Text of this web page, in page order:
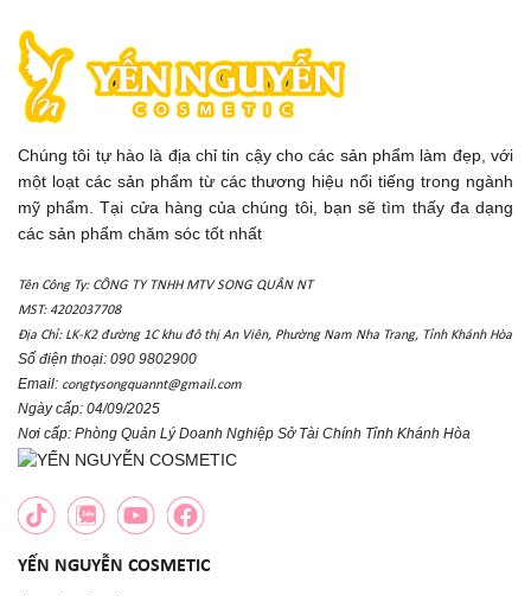
Chúng tôi tự hào là địa chỉ tin cậy cho các sản phẩm làm đẹp, với
một loạt các sản phẩm từ các thương hiệu nổi tiếng trong ngành
mỹ phẩm. Tại cửa hàng của chúng tôi, bạn sẽ tìm thấy đa dạng
các sản phẩm chăm sóc tốt nhất
Tên Công Ty: CÔNG TY TNHH MTV SONG QUÂN NT
MST: 4202037708
Địa Chỉ: LK-K2 đường 1C khu đô thị An Viên, Phường Nam Nha Trang, Tỉnh Khánh Hòa
Số điện thoại: 090 9802900
Email: congtysongquannt@gmail.com
Ngày cấp: 04/09/2025
Nơi cấp: Phòng Quản Lý Doanh Nghiệp Sở Tài Chính Tỉnh Khánh Hòa
YẾN NGUYỄN COSMETIC